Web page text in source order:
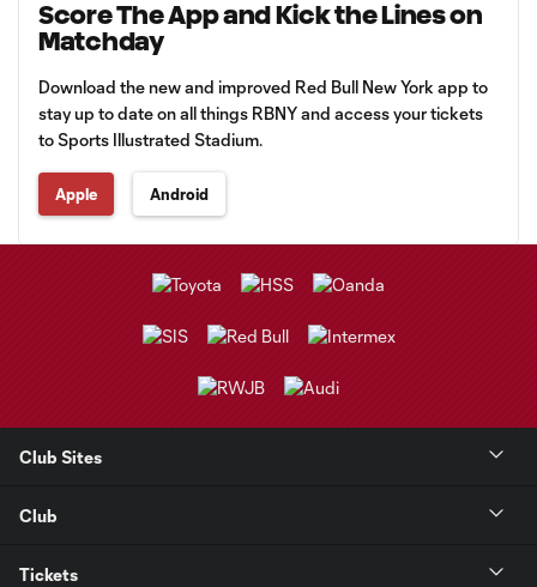
Score The App and Kick the Lines on
Matchday
Download the new and improved Red Bull New York app to
stay up to date on all things RBNY and access your tickets
to Sports Illustrated Stadium.
Apple Android
Club Sites
Club
Tickets